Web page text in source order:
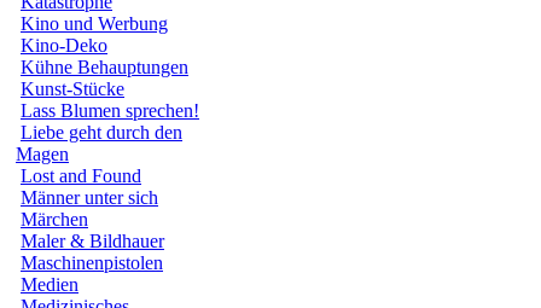
Kino und Werbung
Kino-Deko
Kühne Behauptungen
Kunst-Stücke
Lass Blumen sprechen!
Liebe geht durch den
Magen
Lost and Found
Männer unter sich
Märchen
Maler & Bildhauer
Maschinenpistolen
Medien